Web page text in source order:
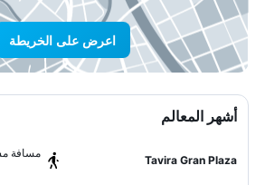
اعرض على الخريطة
أشهر المعالم
Tavira Gran Plaza
مسافة مشي